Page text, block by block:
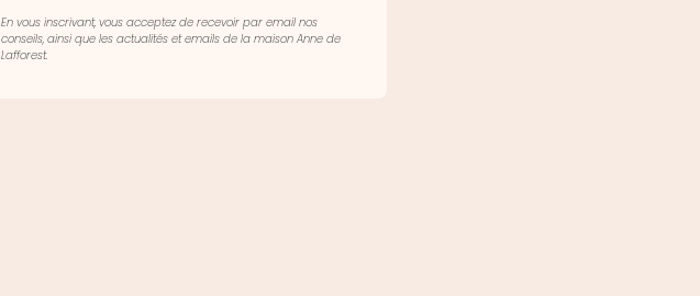
En vous inscrivant, vous acceptez de recevoir par email nos
conseils, ainsi que les actualités et emails de la maison Anne de
Lafforest.